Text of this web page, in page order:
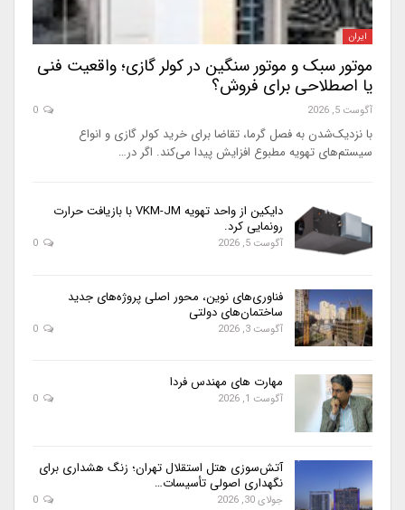
ایران
موتور سبک و موتور سنگین در کولر گازی؛ واقعیت فنی
یا اصطلاحی برای فروش؟
آگوست 5, 2026
با نزدیک‌شدن به فصل گرما، تقاضا برای خرید کولر گازی و انواع
سیستم‌های تهویه مطبوع افزایش پیدا می‌کند. اگر در…
دایکین از واحد تهویه VKM-JM با بازیافت حرارت
رونمایی کرد.
آگوست 5, 2026
فناوری‌های نوین، محور اصلی پروژه‌های جدید
ساختمان‌های دولتی
آگوست 3, 2026
مهارت های مهندس فردا
آگوست 1, 2026
آتش‌سوزی هتل استقلال تهران؛ زنگ هشداری برای
نگهداری اصولی تأسیسات…
جولای 30, 2026